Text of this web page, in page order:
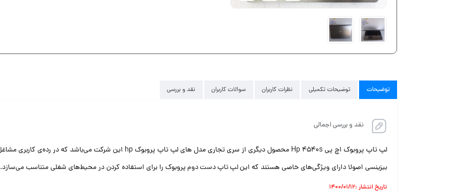
توضیحات توضیحات تکمیلی نظرات کاربران سوالات کاربران نقد و بررسی
نقد و بررسی اجمالی
بیزینسی اصولا دارای ویژگی‌های خاصی هستند که اینلپ تاپ دست دومپروبوک را برای استفاده کردن در محیط‌های شغلی متناسب می‌سازد.
تاریخ انتشار :۱۴۰۰/۰۱/۱۲